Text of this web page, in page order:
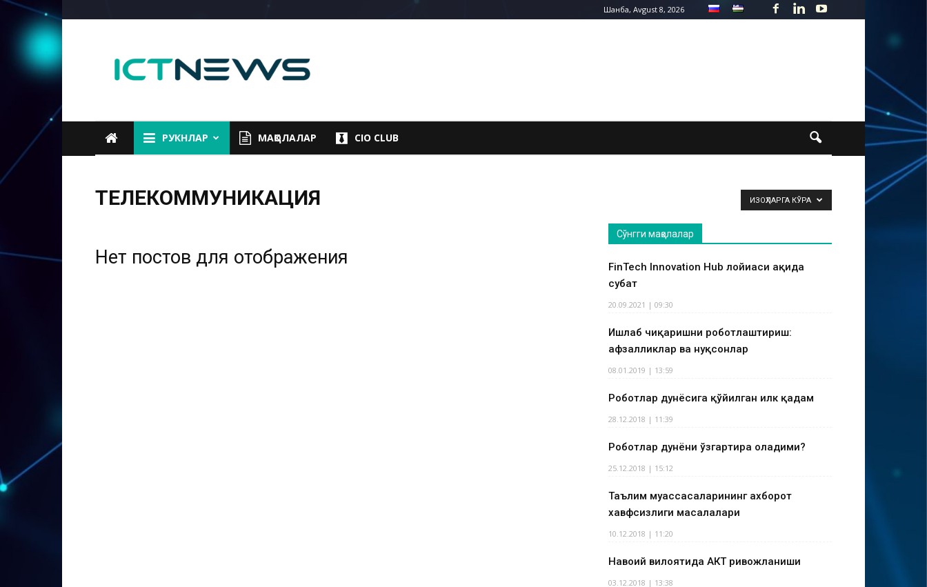
Шанба, Avgust 8, 2026
РУКНЛАР МАҚОЛАЛАР CIO CLUB
ТЕЛЕКОММУНИКАЦИЯ ИЗОҲЛАРГА КЎРА
Нет постов для отображения
Сўнгги мақолалар
FinTech Innovation Hub лойиҳаси ҳақида
суҳбат
20.09.2021 | 09:30
Ишлаб чиқаришни роботлаштириш:
афзалликлар ва нуқсонлар
08.01.2019 | 13:59
Роботлар дунёсига қўйилган илк қадам
28.12.2018 | 11:39
Роботлар дунёни ўзгартира оладими?
25.12.2018 | 15:12
Таълим муассасаларининг ахборот
хавфсизлиги масалалари
10.12.2018 | 11:20
Навоий вилоятида АКТ ривожланиши
03.12.2018 | 13:38